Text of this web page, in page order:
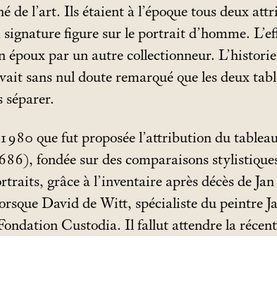
de l’art. Ils étaient à l’époque tous deux
figure sur le portrait d’homme.
époux par un autre collectionneur.
sans nul doute remarqué que les deux
séparer.
1980 que fut proposée l’attribution du
fondée sur des comparaisons
grâce à l’inventaire après décès de
David de Witt, spécialiste du peintre
Custodia. Il fallut attendre la